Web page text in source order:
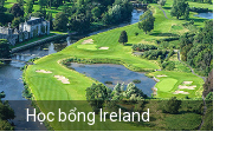
Học bổng Ireland